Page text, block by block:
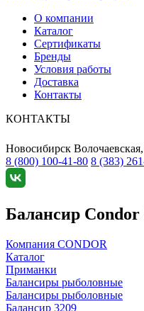
О компании
Каталог
Сертификаты
Бренды
Условия работы
Доставка
Контакты
КОНТАКТЫ
Новосибирск
8 (800) 100-41-80 8 (383)
Балансир Condor
Компания CONDOR
Каталог
Приманки
Балансиры рыболовные
Балансиры рыболовные
Балансир 3209